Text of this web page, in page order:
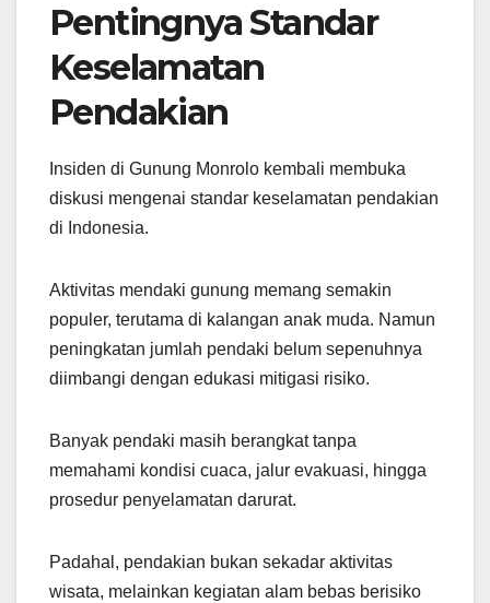
Pentingnya Standar
Keselamatan
Pendakian
Insiden di Gunung Monrolo kembali membuka
diskusi mengenai standar keselamatan pendakian
di Indonesia.
Aktivitas mendaki gunung memang semakin
populer, terutama di kalangan anak muda. Namun
peningkatan jumlah pendaki belum sepenuhnya
diimbangi dengan edukasi mitigasi risiko.
Banyak pendaki masih berangkat tanpa
memahami kondisi cuaca, jalur evakuasi, hingga
prosedur penyelamatan darurat.
Padahal, pendakian bukan sekadar aktivitas
wisata, melainkan kegiatan alam bebas berisiko